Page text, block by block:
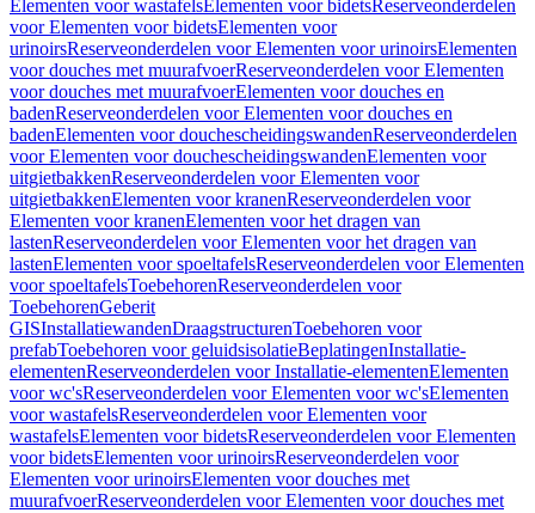
Elementen voor wastafelsElementen voor bidetsReserveonderdelen
voor Elementen voor bidetsElementen voor
urinoirsReserveonderdelen voor Elementen voor urinoirsElementen
voor douches met muurafvoerReserveonderdelen voor Elementen
voor douches met muurafvoerElementen voor douches en
badenReserveonderdelen voor Elementen voor douches en
badenElementen voor douchescheidingswandenReserveonderdelen
voor Elementen voor douchescheidingswandenElementen voor
uitgietbakkenReserveonderdelen voor Elementen voor
uitgietbakkenElementen voor kranenReserveonderdelen voor
Elementen voor kranenElementen voor het dragen van
lastenReserveonderdelen voor Elementen voor het dragen van
lastenElementen voor spoeltafelsReserveonderdelen voor Elementen
voor spoeltafelsToebehorenReserveonderdelen voor
ToebehorenGeberit
GISInstallatiewandenDraagstructurenToebehoren voor
prefabToebehoren voor geluidsisolatieBeplatingenInstallatie-
elementenReserveonderdelen voor Installatie-elementenElementen
voor wc'sReserveonderdelen voor Elementen voor wc'sElementen
voor wastafelsReserveonderdelen voor Elementen voor
wastafelsElementen voor bidetsReserveonderdelen voor Elementen
voor bidetsElementen voor urinoirsReserveonderdelen voor
Elementen voor urinoirsElementen voor douches met
muurafvoerReserveonderdelen voor Elementen voor douches met